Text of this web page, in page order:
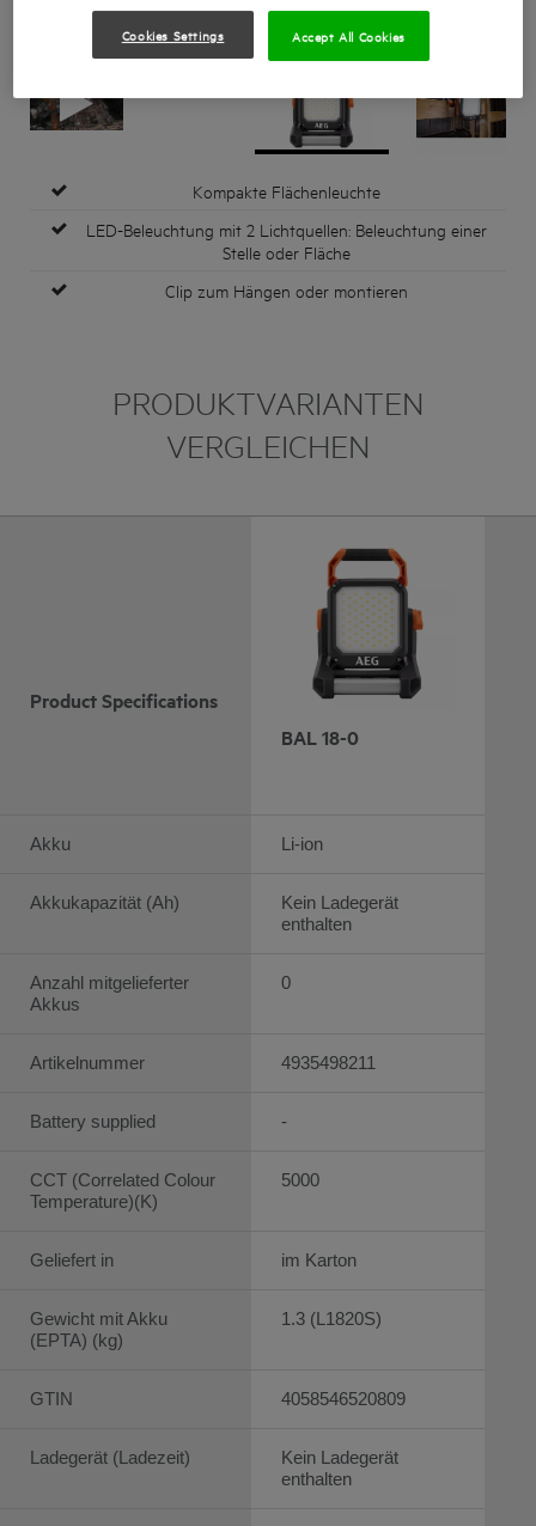
Kompakte Flächenleuchte
LED-Beleuchtung mit 2 Lichtquellen: Beleuchtung einer
Stelle oder Fläche
Clip zum Hängen oder montieren
PRODUKTVARIANTEN
VERGLEICHEN
Product Specifications
Akku
Akkukapazität (Ah)
Anzahl mitgelieferter
Akkus
Artikelnummer
Battery supplied
CCT (Correlated Colour
Temperature)(K)
Geliefert in
Gewicht mit Akku
(EPTA) (kg)
GTIN
Ladegerät (Ladezeit)
BAL 18-0
Li-ion
Kein Ladegerät
enthalten
0
4935498211
-
5000
im Karton
1.3 (L1820S)
4058546520809
Kein Ladegerät
enthalten
Cookies Settings Accept All Cookies